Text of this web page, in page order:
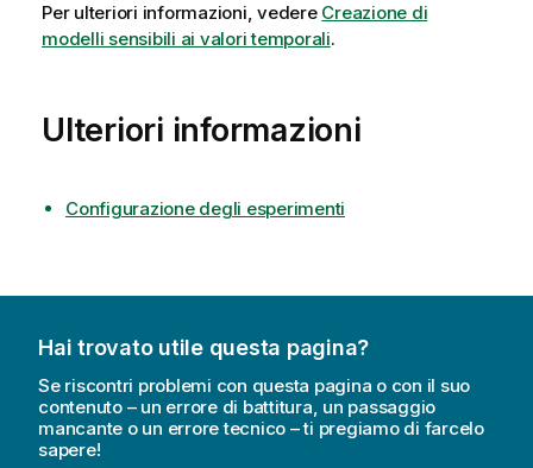
Per ulteriori informazioni, vedere Creazione di
modelli sensibili ai valori temporali.
Ulteriori informazioni
Configurazione degli esperimenti
Hai trovato utile questa pagina?
Se riscontri problemi con questa pagina o con il suo
contenuto – un errore di battitura, un passaggio
mancante o un errore tecnico – ti pregiamo di farcelo
sapere!